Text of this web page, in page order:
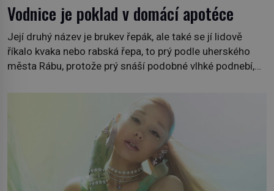
Vodnice je poklad v domácí apotéce
Její druhý název je brukev řepák, ale také se jí lidově
říkalo kvaka nebo rabská řepa, to prý podle uherského
města Rábu, protože prý snáší podobné vlhké podnebí,
někdy i v obchodech. Její bulvy jsou bílé, nahoře někdy